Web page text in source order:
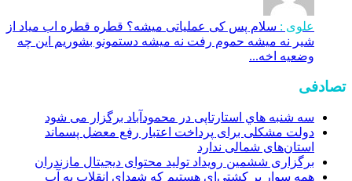
علوی : سلام پس کی عملیاتی میشه؟ قطره قطره اب میاد از
شیر نه میشه حموم رفت نه میشه دستمونو بشوریم این چه
وضعیه اخه...
تصادفی
سه شنبه هاي استارتاپی در محمودآباد برگزار می شود
دولت مشکلی برای پرداخت اعتبار رفع معضل پسماند
استان‌های شمالی ندارد
برگزاری ششمین رویداد تولید محتوای دیجیتال مازندران
همه سوار بر کشتی‌ای هستیم که شهدای انقلاب به آب